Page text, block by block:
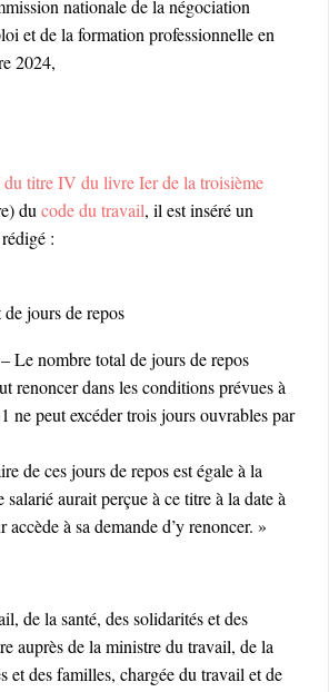
nationale de la négociation
et de la formation professionnelle en
2024,
titre IV du livre Ier de la troisième
du code du travail, il est inséré un
:
jours de repos
Le nombre total de jours de repos
renoncer dans les conditions prévues à
ne peut excéder trois jours ouvrables par
de ces jours de repos est égale à la
aurait perçue à ce titre à la date à
accède à sa demande d’y renoncer. »
de la santé, des solidarités et des
auprès de la ministre du travail, de la
et des familles, chargée du travail et de